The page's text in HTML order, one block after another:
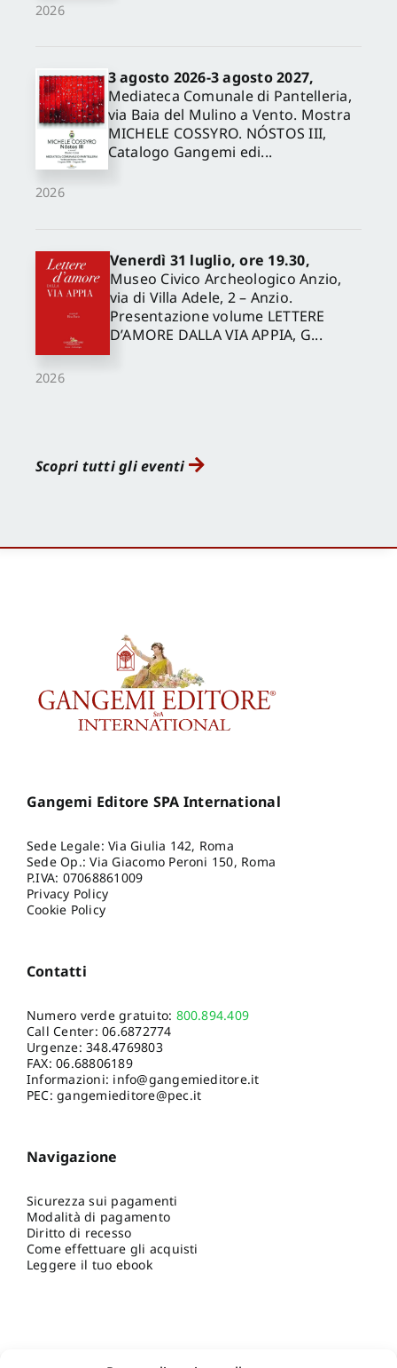
2026
2026
3 agosto 2026-3 agosto 2027,
Mediateca Comunale di Pantelleria,
via Baia del Mulino a Vento. Mostra
MICHELE COSSYRO. NÓSTOS III,
Catalogo Gangemi edi...
2026
Venerdì 31 luglio, ore 19.30,
Museo Civico Archeologico Anzio,
via di Villa Adele, 2 – Anzio.
Presentazione volume LETTERE
D’AMORE DALLA VIA APPIA, G...
Scopri tutti gli eventi
Gangemi Editore SPA International
Sede Legale: Via Giulia 142, Roma
Sede Op.: Via Giacomo Peroni 150, Roma
P.IVA: 07068861009
Privacy Policy
Cookie Policy
Contatti
Numero verde gratuito: 800.894.409
Call Center:06.6872774
Urgenze:348.4769803
FAX: 06.68806189
Informazioni: info@gangemieditore.it
PEC: gangemieditore@pec.it
Navigazione
Sicurezza sui pagamenti
Modalità di pagamento
Diritto di recesso
Come effettuare gli acquisti
Leggere il tuo ebook